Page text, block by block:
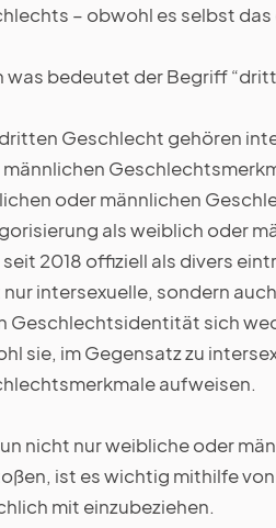
– obwohl es selbst
was bedeutet der Begriff
Geschlecht gehören
männlichen
oder männlichen
als weiblich oder
2018 offiziell als divers
intersexuelle, sondern
Geschlechtsidentität sich
sie, im Gegensatz zu
aufweisen.
nicht nur weibliche oder
ist es wichtig mithilfe
mit einzubeziehen.